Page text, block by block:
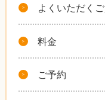
よくいただく
料金
ご予約